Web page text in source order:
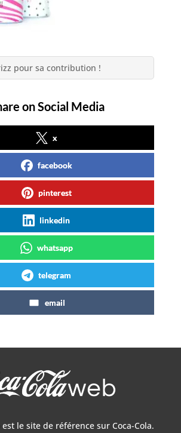
pour sa contribution !
on Social Media
x
facebook
pinterest
linkedin
whatsapp
telegram
email
est le site de référence sur Coca-Cola.